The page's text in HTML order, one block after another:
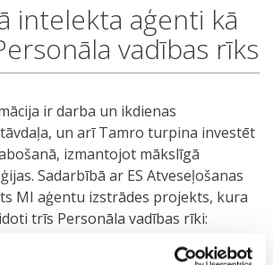
intelekta aģenti kā
vadības rīks
ir darba un ikdienas
un arī Tamro turpina investēt
izmantojot mākslīgā
Sadarbībā ar ES Atveseļošanas
MI aģentu izstrādes projekts, kura
trīs Personāla vadības rīki: